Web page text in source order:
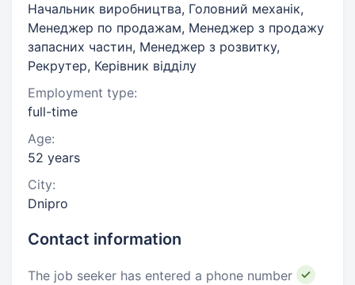
Начальник виробництва, Головний механік,
Менеджер по продажам, Менеджер з продажу
запасних частин, Менеджер з розвитку,
Рекрутер, Керівник відділу
Employment type:
full-time
Age:
52 years
City:
Dnipro
Contact information
The job seeker has entered a phone number